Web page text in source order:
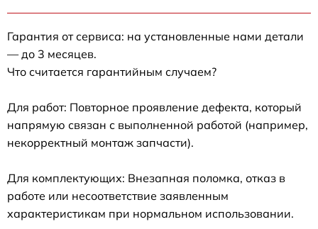
Гарантия от сервиса: на установленные нами детали
— до 3 месяцев.
Что считается гарантийным случаем?
Для работ: Повторное проявление дефекта, который
напрямую связан с выполненной работой (например,
некорректный монтаж запчасти).
Для комплектующих: Внезапная поломка, отказ в
работе или несоответствие заявленным
характеристикам при нормальном использовании.